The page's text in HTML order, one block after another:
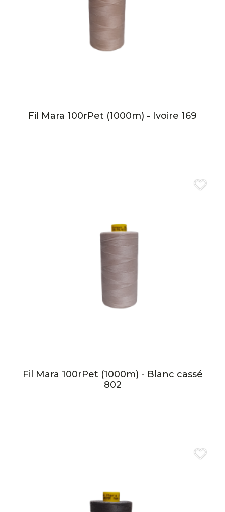
Fil Mara 100rPet (1000m) - Ivoire 169
Fil Mara 100rPet (1000m) - Blanc cassé
802